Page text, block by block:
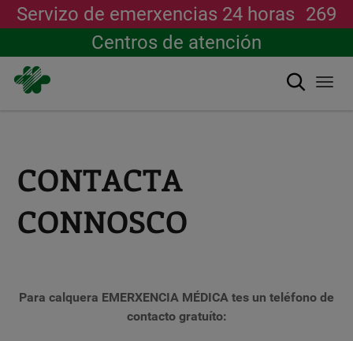
Servizo de emerxencias 24 horas 269
Centros de atención
Buscar
CONTACTA
CONNOSCO
Para calquera EMERXENCIA MÉDICA tes un teléfono de
contacto gratuíto: